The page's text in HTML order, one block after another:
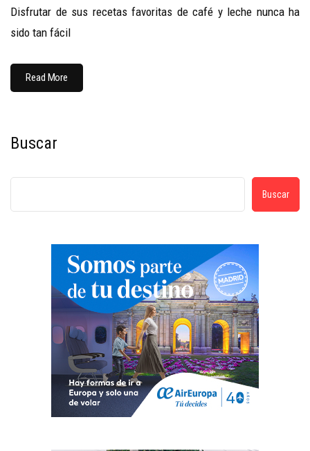
Disfrutar de sus recetas favoritas de café y leche nunca ha
sido tan fácil
Read More
Buscar
Buscar